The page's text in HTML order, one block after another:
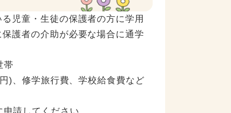
児童・生徒の保護者の方に学用
護者の介助が必要な場合に通学
帯
)、修学旅行費、学校給食費など
請してください